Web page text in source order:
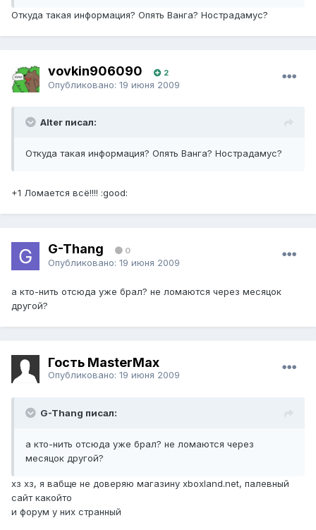
Откуда такая информация? Опять Ванга? Нострадамус?
vovkin906090 2
Опубликовано: 19 июня 2009
Alter писал:
Откуда такая информация? Опять Ванга? Нострадамус?
+1 Ломается всё!!!! :good:
G-Thang 0
Опубликовано: 19 июня 2009
а кто-нить отсюда уже брал? не ломаются через месяцок
другой?
Гость MasterMax
Опубликовано: 19 июня 2009
G-Thang писал:
а кто-нить отсюда уже брал? не ломаются через
месяцок другой?
хз хз, я вабще не доверяю магазину xboxland.net, палевный
сайт какойто
и форум у них странный